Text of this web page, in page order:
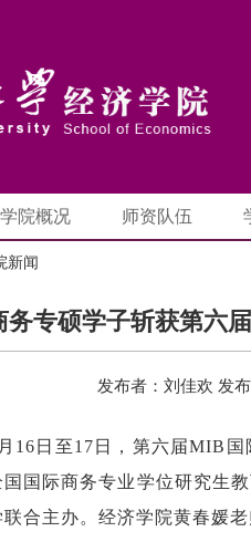
学院概况 师资队伍
新闻
务专硕学子斩获第六
发布者：刘佳欢 发
16日至17日，第六届MIB
国际商务专业学位研究生
合主办。经济学院黄春媛